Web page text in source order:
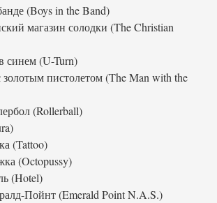
(Boys in the Band)
магазин солодки (The Christian
синем (U-Turn)
пистолетом (The Man with the
(Rollerball)
(Tattoo)
(Octopussy)
(Hotel)
Пойнт (Emerald Point N.A.S.)